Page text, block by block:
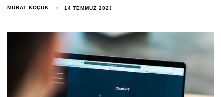
MURAT KOÇUK 14 TEMMUZ 2023